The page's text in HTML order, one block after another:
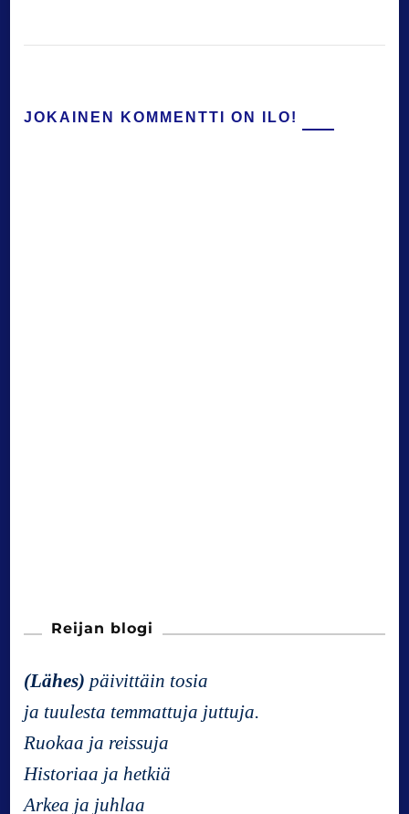
JOKAINEN KOMMENTTI ON ILO!
Reijan blogi
(Lähes) päivittäin tosia
ja tuulesta temmattuja juttuja.
Ruokaa ja reissuja
Historiaa ja hetkiä
Arkea ja juhlaa